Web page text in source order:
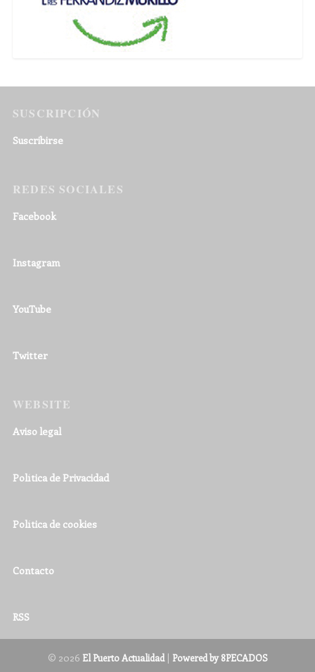
SUSCRIPCIÓN
Suscribirse
REDES SOCIALES
Facebook
Instagram
YouTube
Twitter
WEBSITE
Aviso legal
Política de Privacidad
Política de cookies
Contacto
RSS
© 2026 El Puerto Actualidad| Powered by 8PECADOS